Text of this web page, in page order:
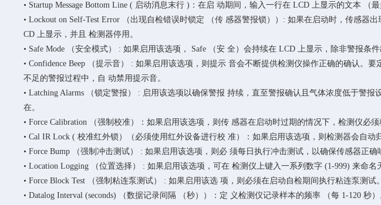
• Startup Message Bottom Line ( 启动消息末行 )：在启 动期间，输入一行在 LCD 上显示的文本 （
• Lockout on Self-Test Error （出现自检错误时锁定 （传 感器警报锁））: 如果在启动时，传感
CD 上显示，并且 检测器停用。
• Safe Mode （安全模式） : 如果启用该选项， Safe （安 全）会持续在 LCD 上显示，除非警报条件
• Confidence Beep （提示音） : 如果启用该选项，则提示 音会不断提供检测仪操作正确的确认。
不足的警报过程中，自 动禁用提示音。
• Latching Alarms （锁定警报） : 启用该选项以确保警报 持续，直至警报确认且气体浓度低于警报
在。
• Force Calibration （强制校准）：如果启用该选项，则传 感器在启动时过期的情况下，检测仪必须
• Cal IR Lock ( 校准红外锁）（必须使用红外设备进行校 准）：如果启用该选项，则检测器会自
• Force Bump （强制冲击测试） : 如果启用该选项，则必 须每日执行冲击测试，以确保传感器正确
• Location Logging （位置选择） : 如果启用该选项，可在 检测仪上键入一系列数字 (1-999) 来命
• Force Block Test （强制粘连泵测试） : 如果启用该选 项，则必须在启动自检期间执行粘连泵测试
• Datalog Interval (seconds) （数据记录间隔 （秒））：定 义检测仪记录样本的频率 （每 1-120 秒）